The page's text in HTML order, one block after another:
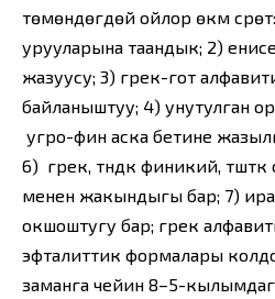
төмөндөгүдөй ойлор өкүм
урууларына таандык; 2)
жазуусу; 3) грек-гот
байланыштуу; 4) унутулган
угро-фин аска бетине
6) грек, түндүк финикий,
менен жакындыгы бар; 7)
окшоштугу бар; грек
эфталиттик формалары
заманга чейин 8–5-